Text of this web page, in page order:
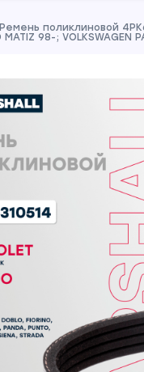
Ремень поликлиновой
98-; VOLKSWAGEN